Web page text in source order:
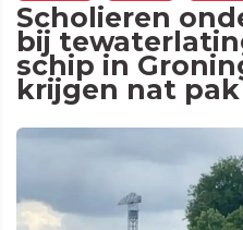
Scholieren
bij
schip in
krijgen nat pak